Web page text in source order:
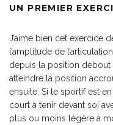
UN PREMIER
J’aime bien cet exercice
l’amplitude de
depuis la position debout
atteindre la position
ensuite. Si le sportif est
court à tenir devant soi
plus ou moins légère à